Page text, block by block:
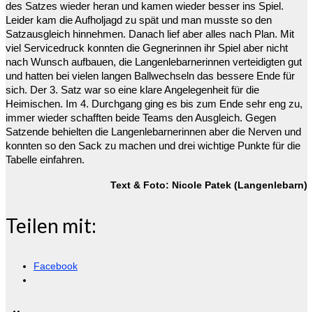
des Satzes wieder heran und kamen wieder besser ins Spiel.
Leider kam die Aufholjagd zu spät und man musste so den
Satzausgleich hinnehmen. Danach lief aber alles nach Plan. Mit
viel Servicedruck konnten die Gegnerinnen ihr Spiel aber nicht
nach Wunsch aufbauen, die Langenlebarnerinnen verteidigten gut
und hatten bei vielen langen Ballwechseln das bessere Ende für
sich. Der 3. Satz war so eine klare Angelegenheit für die
Heimischen. Im 4. Durchgang ging es bis zum Ende sehr eng zu,
immer wieder schafften beide Teams den Ausgleich. Gegen
Satzende behielten die Langenlebarnerinnen aber die Nerven und
konnten so den Sack zu machen und drei wichtige Punkte für die
Tabelle einfahren.
Text & Foto: Nicole Patek (Langenlebarn)
Teilen mit:
Facebook